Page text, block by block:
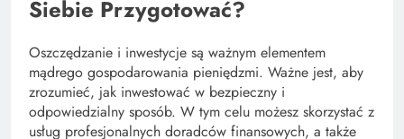
Siebie Przygotować?
Oszczędzanie i inwestycje są ważnym elementem
mądrego gospodarowania pieniędzmi. Ważne jest, aby
zrozumieć, jak inwestować w bezpieczny i
odpowiedzialny sposób. W tym celu możesz skorzystać z
usług profesjonalnych doradców finansowych, a także